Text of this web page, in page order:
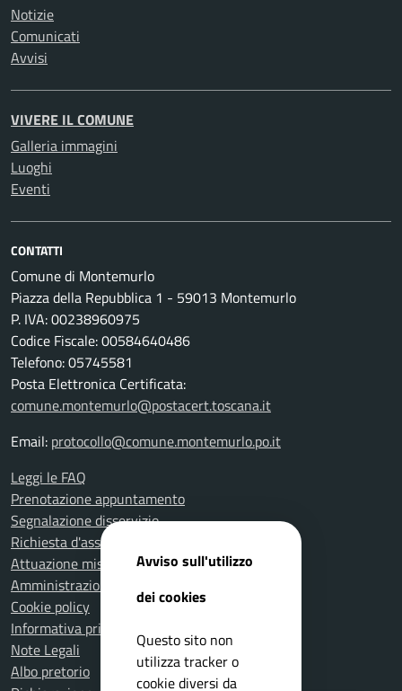
Notizie
Comunicati
Avvisi
VIVERE IL COMUNE
Galleria immagini
Luoghi
Eventi
CONTATTI
Comune di Montemurlo
Piazza della Repubblica 1 - 59013 Montemurlo
P. IVA: 00238960975
Codice Fiscale: 00584640486
Telefono: 05745581
Posta Elettronica Certificata:
comune.montemurlo@postacert.toscana.it
Email: protocollo@comune.montemurlo.po.it
Leggi le FAQ
Prenotazione appuntamento
Segnalazione disservizio
Richiesta d'assistenza
Attuazione misure PNRR
Amministrazione trasparente
Cookie policy
Informativa privacy
Note Legali
Albo pretorio
Avviso sull'utilizzo
dei cookies
Questo sito non
utilizza tracker o
cookie diversi da